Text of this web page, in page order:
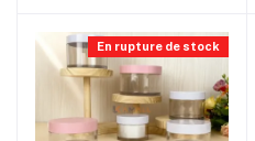
En rupture de stock